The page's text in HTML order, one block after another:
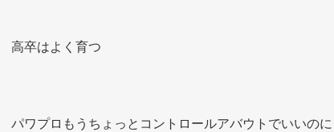
高卒はよく育つ
パワプロもうちょっとコントロールアバウトでいいのに